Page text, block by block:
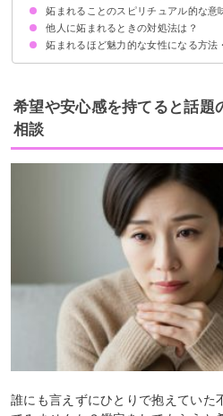
①誰に対しても優しい
②美人で控えめ
③独自の個性がある
④頭の回転が早い
⑤金銭的な余裕がある
⑥異性から慕われている
⑦華やかなオーラがある
⑧苦労のない人生を送っているように
⑨自分に対して自信がある
⑩他人から下に見られることがない
⑪SNSが充実している
⑫人の悪口を言わない
⑬他人と群れずに行動する
⑭男性と女性で態度を変えない
⑮努力を惜しまない
妬まれることのスピリチュアル的な意
他人に妬まれるときの対処法は？
相手との距離を置く
妬まれていることを過度に気にしない
「魅力的な証拠」だと捉える
妬まれるほど魅力的な女性になる方法
自分磨きをして自己肯定感を上げる
小さな目標をコツコツと達成する
常にポジティブマインドでいる
笑顔を心がける
魅力的な友達と一緒にいる
希望や安心感を持てると話題
相談
誰にも言えずにひとりで抱えていた